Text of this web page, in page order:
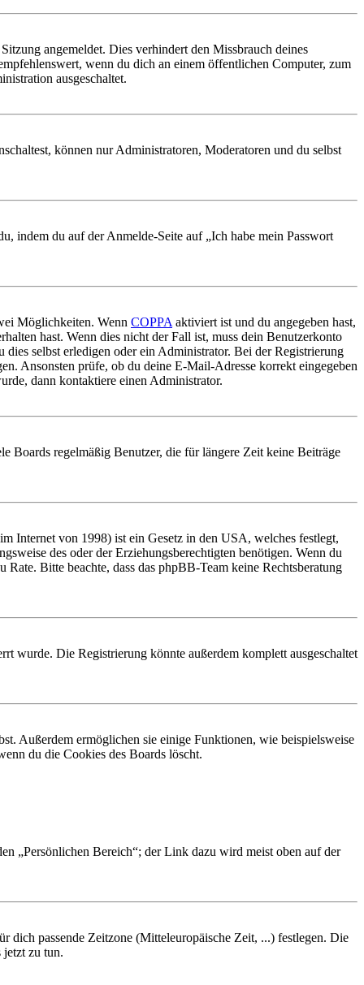
angemeldet. Dies verhindert den Missbrauch deines
wenn du dich an einem öffentlichen Computer, zum
ausgeschaltet.
können nur Administratoren, Moderatoren und du selbst
indem du auf der Anmelde-Seite auf „Ich habe mein Passwort
Möglichkeiten. Wenn COPPA aktiviert ist und du angegeben hast,
hast. Wenn dies nicht der Fall ist, muss dein Benutzerkonto
selbst erledigen oder ein Administrator. Bei der Registrierung
Ansonsten prüfe, ob du deine E-Mail-Adresse korrekt eingegeben
dann kontaktiere einen Administrator.
Boards regelmäßig Benutzer, die für längere Zeit keine Beiträge
Internet von 1998) ist ein Gesetz in den USA, welches festlegt,
des oder der Erziehungsberechtigten benötigen. Wenn du
Bitte beachte, dass das phpBB-Team keine Rechtsberatung
wurde. Die Registrierung könnte außerdem komplett ausgeschaltet
Außerdem ermöglichen sie einige Funktionen, wie beispielsweise
du die Cookies des Boards löscht.
„Persönlichen Bereich“; der Link dazu wird meist oben auf der
dich passende Zeitzone (Mitteleuropäische Zeit, ...) festlegen. Die
jetzt zu tun.